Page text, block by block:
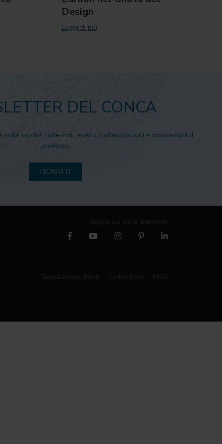
Design
Leggi di più
DEL CONCA
sulle nostre collezioni, eventi, collaborazioni e innovazioni di
prodotto.
ISCRIVITI
Seguici sui social networks
Segnalazione illeciti Codice Etico MOG